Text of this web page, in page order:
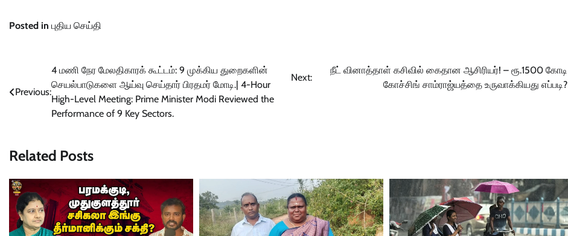
Posted in புதிய செய்தி
navigation
Previous:
4 மணி நேர மேலதிகாரக் கூட்டம்: 9 முக்கிய துறைகளின்
செயல்பாடுகளை ஆய்வு செய்தார் பிரதமர் மோடி.| 4-Hour
High-Level Meeting: Prime Minister Modi Reviewed the
Performance of 9 Key Sectors.
Next:
நீட் வினாத்தாள் கசிவில் கைதான ஆசிரியர்! – ரூ.1500 கோடி
கோச்சிங் சாம்ராஜ்யத்தை உருவாக்கியது எப்படி?
Related Posts